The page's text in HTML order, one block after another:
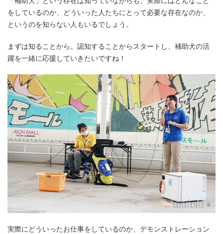
をしているのか、どういった人たちにとって必要な存在なのか、
というのを知らない人もいるでしょう。
まずは知ることから。認知することからスタートし、補助犬の活
躍を一緒に応援していきたいですね！
実際にどういったお仕事をしているのか、デモンストレーション